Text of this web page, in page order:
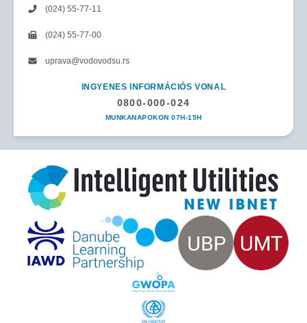
(024) 55-77-11
(024) 55-77-00
uprava@vodovodsu.rs
INGYENES INFORMÁCIÓS VONAL
0800-000-024
MUNKANAPOKON 07H-15H